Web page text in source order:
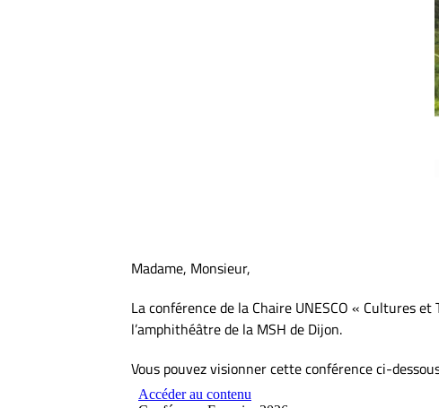
Madame, Monsieur,
La conférence de la Chaire UNESCO « Cultures
l’amphithéâtre de la MSH de Dijon.
Vous pouvez visionner cette conférence ci-